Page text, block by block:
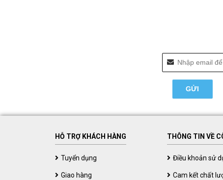
HỖ TRỢ KHÁCH HÀNG
Tuyển dụng
Giao hàng
THÔNG TIN VỀ
Điều khoản sử
Cam kết chất